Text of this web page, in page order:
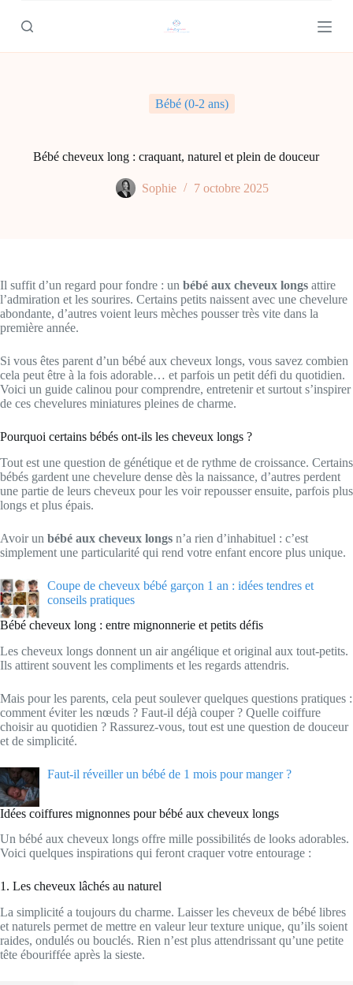
s
Bébé (0-2 ans)
Bébé cheveux long : craquant, naturel et plein de douceur
Sophie 7 octobre 2025
Il suffit d’un regard pour fondre : un bébé aux cheveux longs attire
l’admiration et les sourires. Certains petits naissent avec une chevelure
abondante, d’autres voient leurs mèches pousser très vite dans la
première année.
Si vous êtes parent d’un bébé aux cheveux longs, vous savez combien
cela peut être à la fois adorable… et parfois un petit défi du quotidien.
Voici un guide calinou pour comprendre, entretenir et surtout s’inspirer
de ces chevelures miniatures pleines de charme.
Pourquoi certains bébés ont-ils les cheveux longs ?
Tout est une question de génétique et de rythme de croissance. Certains
bébés gardent une chevelure dense dès la naissance, d’autres perdent
une partie de leurs cheveux pour les voir repousser ensuite, parfois plus
longs et plus épais.
Avoir un bébé aux cheveux longs n’a rien d’inhabituel : c’est
simplement une particularité qui rend votre enfant encore plus unique.
Coupe de cheveux bébé garçon 1 an : idées tendres et
conseils pratiques
Bébé cheveux long : entre mignonnerie et petits défis
Les cheveux longs donnent un air angélique et original aux tout-petits.
Ils attirent souvent les compliments et les regards attendris.
Mais pour les parents, cela peut soulever quelques questions pratiques :
comment éviter les nœuds ? Faut-il déjà couper ? Quelle coiffure
choisir au quotidien ? Rassurez-vous, tout est une question de douceur
et de simplicité.
Faut-il réveiller un bébé de 1 mois pour manger ?
Idées coiffures mignonnes pour bébé aux cheveux longs
Un bébé aux cheveux longs offre mille possibilités de looks adorables.
Voici quelques inspirations qui feront craquer votre entourage :
1. Les cheveux lâchés au naturel
La simplicité a toujours du charme. Laisser les cheveux de bébé libres
et naturels permet de mettre en valeur leur texture unique, qu’ils soient
raides, ondulés ou bouclés. Rien n’est plus attendrissant qu’une petite
tête ébouriffée après la sieste.